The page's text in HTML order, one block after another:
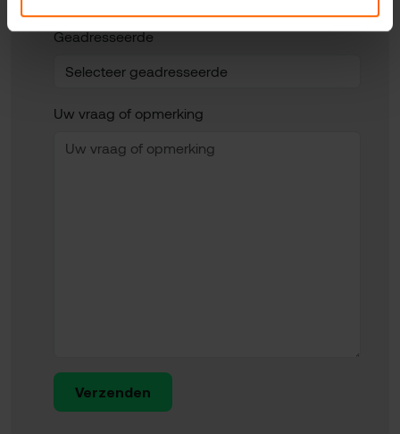
Geadresseerde
Uw vraag of opmerking
Verzenden